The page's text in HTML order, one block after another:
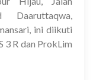
Daaruttaqwa,
ini diikuti
3 R dan ProkLim